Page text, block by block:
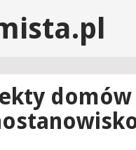
domów